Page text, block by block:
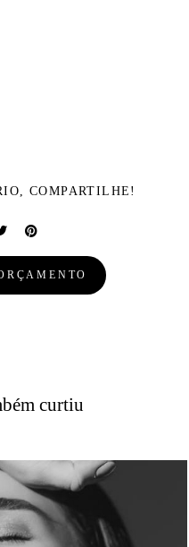
COMPARTILHE!
curtiu